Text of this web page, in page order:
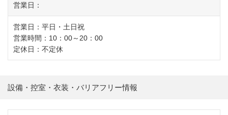
営業日：
営業日：平日・土日祝
営業時間：10：00～20：00
定休日：不定休
設備・控室・衣装・バリアフリー情報